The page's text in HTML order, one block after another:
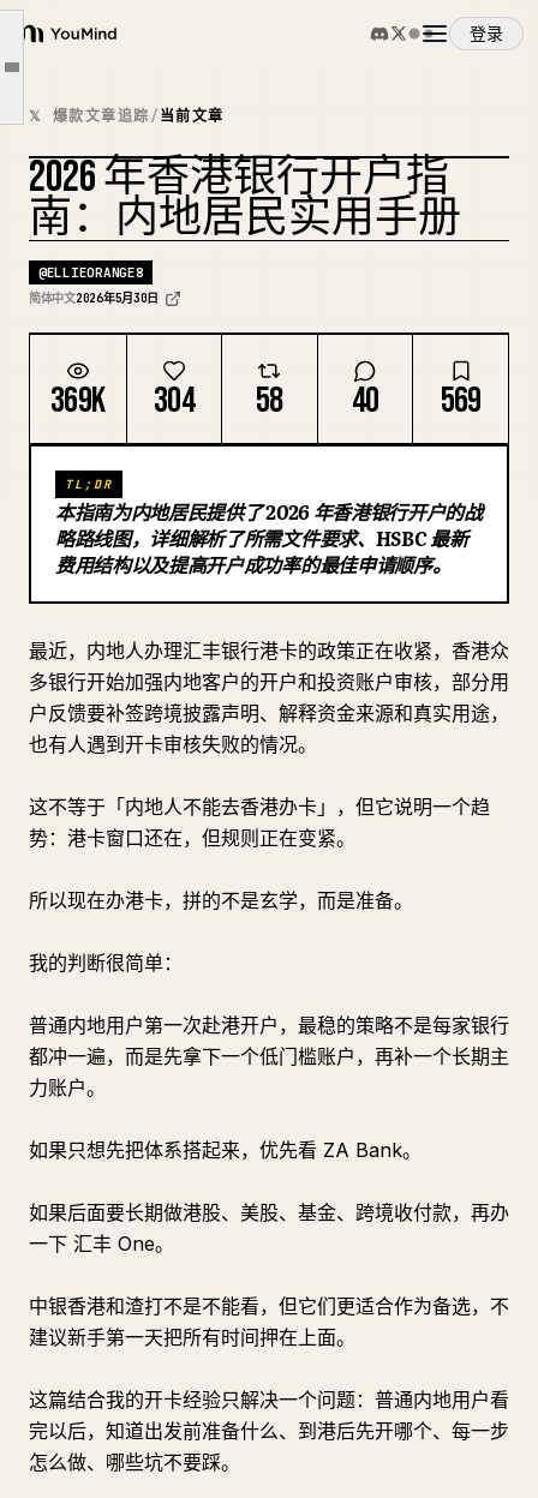
YouMind
登录
概览
使用案例
技能
提示词
定价
下载
博客
更新
文章大纲
一、先给结论：新手优先开这两个
三、到港后先做这 5 件事
五、第二优先级：汇丰（hsbc） One
六、中银香港：能开，但不要只看旧经验
𝕏 爆款文章追踪/当前文章
复刻封面
2026 年香港银行开户指
南：内地居民实用手册
@ELLIEORANGE8
简体中文2026年5月30日
369K 304 58 40 569
TL;DR
本指南为内地居民提供了 2026 年香港银行开户的战
略路线图，详细解析了所需文件要求、HSBC 最新
费用结构以及提高开户成功率的最佳申请顺序。
最近，内地人办理汇丰银行港卡的政策正在收紧，香港众
多银行开始加强内地客户的开户和投资账户审核，部分用
户反馈要补签跨境披露声明、解释资金来源和真实用途，
也有人遇到开卡审核失败的情况。
这不等于「内地人不能去香港办卡」，但它说明一个趋
势：港卡窗口还在，但规则正在变紧。
所以现在办港卡，拼的不是玄学，而是准备。
我的判断很简单：
普通内地用户第一次赴港开户，最稳的策略不是每家银行
都冲一遍，而是先拿下一个低门槛账户，再补一个长期主
力账户。
如果只想先把体系搭起来，优先看 ZA Bank。
如果后面要长期做港股、美股、基金、跨境收付款，再办
一下 汇丰 One。
中银香港和渣打不是不能看，但它们更适合作为备选，不
建议新手第一天把所有时间押在上面。
这篇结合我的开卡经验只解决一个问题：普通内地用户看
完以后，知道出发前准备什么、到港后先开哪个、每一步
怎么做、哪些坑不要踩。